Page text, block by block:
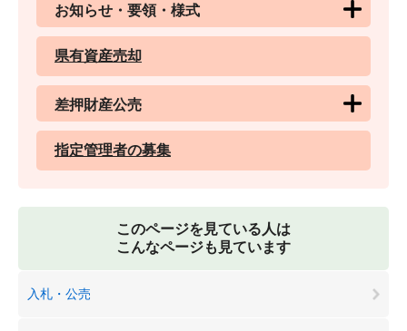
お知らせ・要領・様式
県有資産売却
差押財産公売
指定管理者の募集
このページを見ている人は
こんなページも見ています
入札・公売